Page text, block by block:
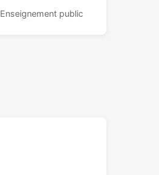
Enseignement public